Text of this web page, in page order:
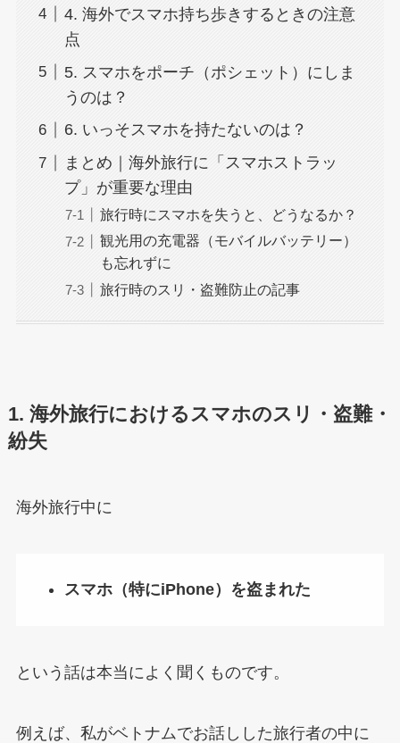
4. 海外でスマホ持ち歩きするときの注意
点
5. スマホをポーチ（ポシェット）にしま
うのは？
6. いっそスマホを持たないのは？
まとめ｜海外旅行に「スマホストラッ
プ」が重要な理由
旅行時にスマホを失うと、どうなるか？
観光用の充電器（モバイルバッテリー）
も忘れずに
旅行時のスリ・盗難防止の記事
1. 海外旅行におけるスマホのスリ・盗難・
紛失
海外旅行中に
スマホ（特にiPhone）を盗まれた
という話は本当によく聞くものです。
例えば、私がベトナムでお話しした旅行者の中に